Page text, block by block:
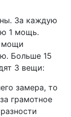
За каждую
1 мощь.
мощи
Больше 15
3 вещи:
замера, то
грамотное